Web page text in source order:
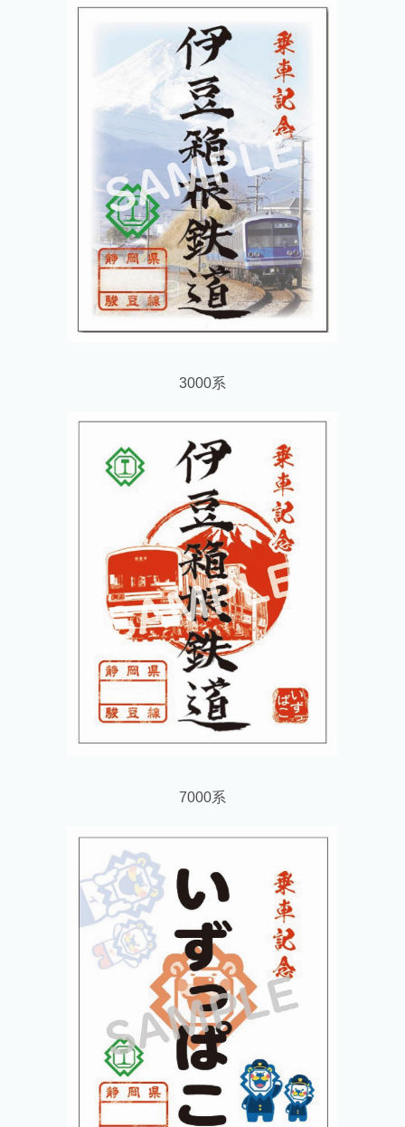
3000系
7000系